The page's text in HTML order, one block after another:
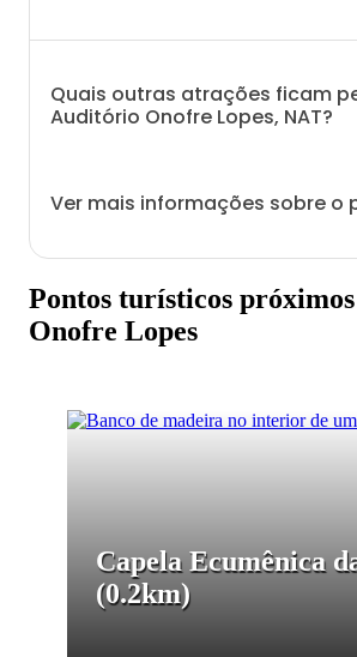
Quais outras atrações ficam
Auditório Onofre Lopes, NAT?
Ver mais informações sobre o
Pontos turísticos
Onofre Lopes
Capela Ecumênica
(0.2km)